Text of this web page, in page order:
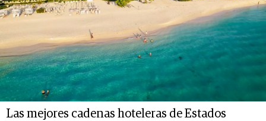
Las mejores cadenas hoteleras de Estados